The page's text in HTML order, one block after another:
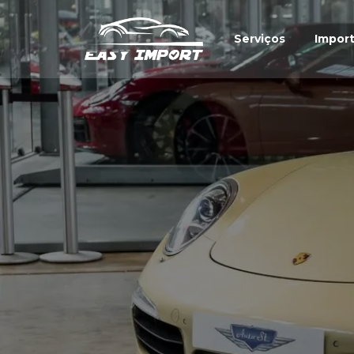
Serviços